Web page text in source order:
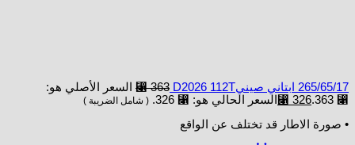
265/65/17 ابتاني صينيD2026 112T ⃁363
السعر الأصلي هو:
⃁ 363.
⃁ 326 السعر الحالي هو: ⃁ 326. ( شامل الضريبة )
• صورة الاطار قد تختلف عن الواقع